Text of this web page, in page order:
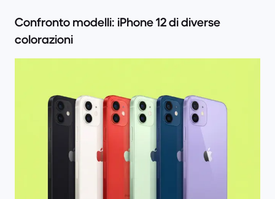
Confronto modelli: iPhone 12 di diverse
colorazioni